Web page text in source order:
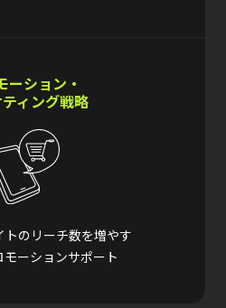
ーション・
ィング戦略
トのリーチ数を増やす
ーションサポート